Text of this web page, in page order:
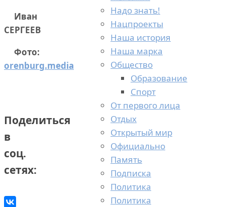
Иван
СЕРГЕЕВ
Фото:
orenburg.media
Поделиться
в
соц.
сетях:
Надо знать!
Нацпроекты
Наша история
Наша марка
Общество
Образование
Спорт
От первого лица
Отдых
Открытый мир
Официально
Память
Подписка
Политика
Политика